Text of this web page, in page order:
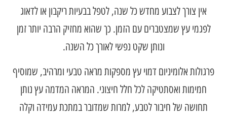
אין צורך לצבוע מחדש כל שנה, לטפל בבעיות ריקבון או לדאוג
לפגמי עץ שמצטברים עם הזמן. כך שהוא מחזיק הרבה יותר זמן
ונותן שקט נפשי לאורך כל השנה.
פרגולות אלומיניום דמוי עץ מספקות מראה טבעי ומרהיב, שמוסיף
חמימות ואסתטיקה לכל חלל חיצוני. המראה המדמה עץ נותן
תחושה של חיבור לטבע, למרות שמדובר במתכת עמידה וקלה